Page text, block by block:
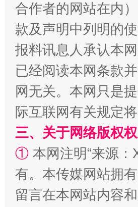
合作者的网站在内）
款及声明中列明的
报料讯息人承认本
已经阅读本网条款
网无关。本网只是
际互联网有关规定
三、关于网络版权权
① 本网注明“来源
有。本传媒网站拥
留言在本网站内容